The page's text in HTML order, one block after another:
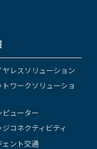
ヤレスソリューション
トワークソリューショ
ピューター
コネクティビティ
ェント交通